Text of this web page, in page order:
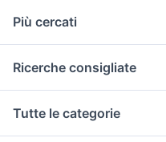
Più cercati
cerchi in lega audi
Macerata
piceno
Ricerche consigliate
auto Puglia
Tutte le categorie